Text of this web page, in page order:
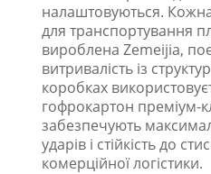
налаштовуються.
для транспортування
вироблена Zemeijia,
витривалість із
коробках
гофрокартон преміум-
забезпечують
ударів і стійкість до
комерційної логістики.